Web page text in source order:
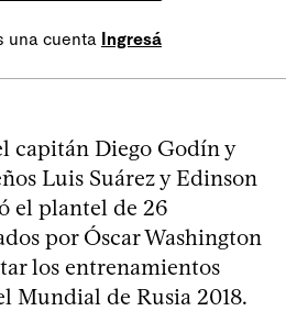
una cuenta Ingresá
capitán Diego Godín y
Luis Suárez y Edinson
el plantel de 26
por Óscar Washington
los entrenamientos
Mundial de Rusia 2018.